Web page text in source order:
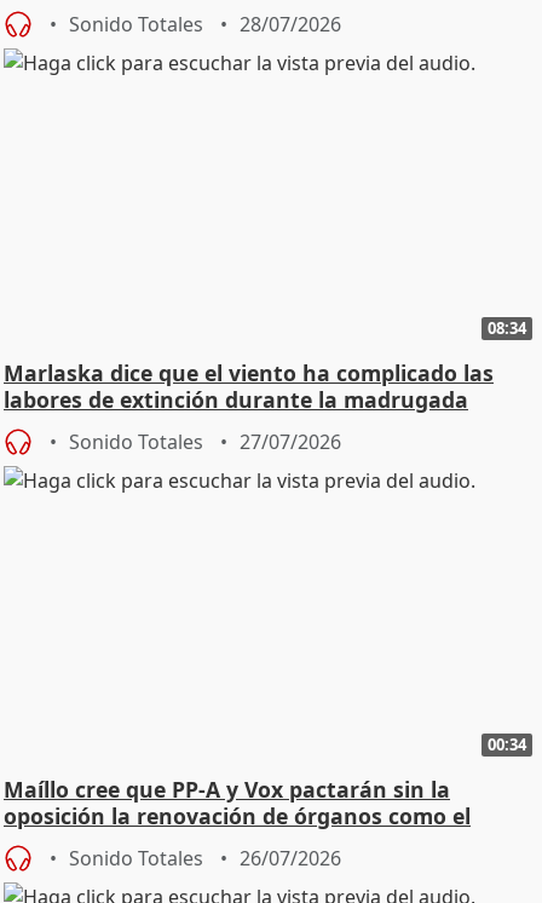
Sonido Totales 28/07/2026
08:34
Marlaska dice que el viento ha complicado las
labores de extinción durante la madrugada
Sonido Totales 27/07/2026
00:34
Maíllo cree que PP-A y Vox pactarán sin la
oposición la renovación de órganos como el
Defensor
Sonido Totales 26/07/2026